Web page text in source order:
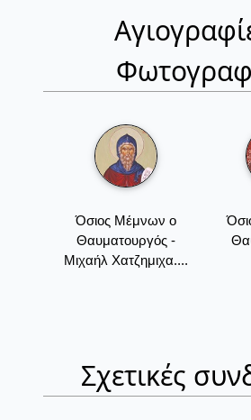
Όσιος Μέμνων ο
Θαυματουργός -
Μιχαήλ Χατζημιχα....
Σχετικές